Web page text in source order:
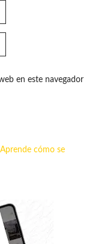
en este navegador
Aprende cómo se